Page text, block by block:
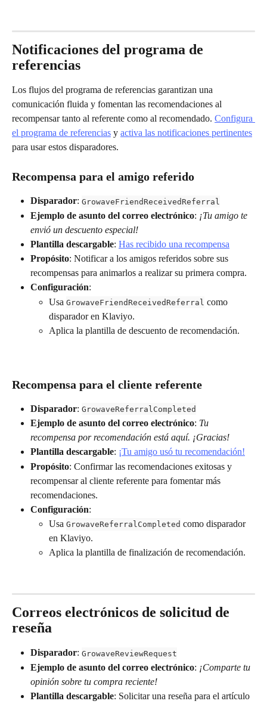
Notificaciones del programa de
referencias
Los flujos del programa de referencias garantizan una
comunicación fluida y fomentan las recomendaciones al
recompensar tanto al referente como al recomendado. Configura
el programa de referencias y activa las notificaciones pertinentes
para usar estos disparadores.
Recompensa para el amigo referido
Disparador: GrowaveFriendReceivedReferral
Ejemplo de asunto del correo electrónico: ¡Tu amigo te
envió un descuento especial!
Plantilla descargable: Has recibido una recompensa
Propósito: Notificar a los amigos referidos sobre sus
recompensas para animarlos a realizar su primera compra.
Configuración:
Usa GrowaveFriendReceivedReferral como
disparador en Klaviyo.
Aplica la plantilla de descuento de recomendación.
Recompensa para el cliente referente
Disparador: GrowaveReferralCompleted
Ejemplo de asunto del correo electrónico: Tu
recompensa por recomendación está aquí. ¡Gracias!
Plantilla descargable: ¡Tu amigo usó tu recomendación!
Propósito: Confirmar las recomendaciones exitosas y
recompensar al cliente referente para fomentar más
recomendaciones.
Configuración:
Usa GrowaveReferralCompleted como disparador
en Klaviyo.
Aplica la plantilla de finalización de recomendación.
Correos electrónicos de solicitud de
reseña
Disparador: GrowaveReviewRequest
Ejemplo de asunto del correo electrónico: ¡Comparte tu
opinión sobre tu compra reciente!
Plantilla descargable: Solicitar una reseña para el artículo